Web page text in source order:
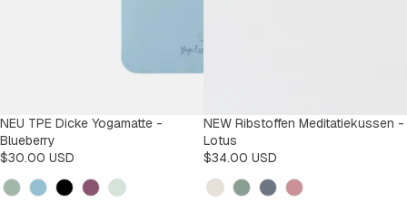
NEU TPE Dicke Yogamatte -
Blueberry
$30.00 USD
Kleur
NEW Ribstoffen Meditatiekussen -
Lotus
$34.00 USD
Kleur